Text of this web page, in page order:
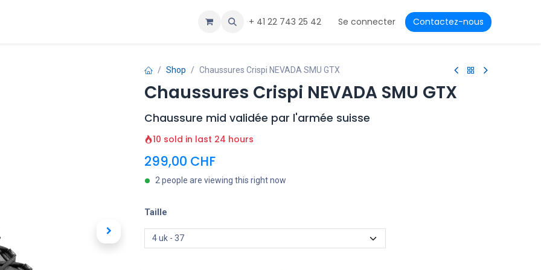
+ 41 22 743 25 42 Se connecter Contactez-nous
Shop Chaussures Crispi NEVADA SMU GTX
Chaussures Crispi NEVADA SMU GTX
Chaussure mid validée par l'armée suisse
10 sold in last 24 hours
299,00 CHF
2 people are viewing this right now
Taille